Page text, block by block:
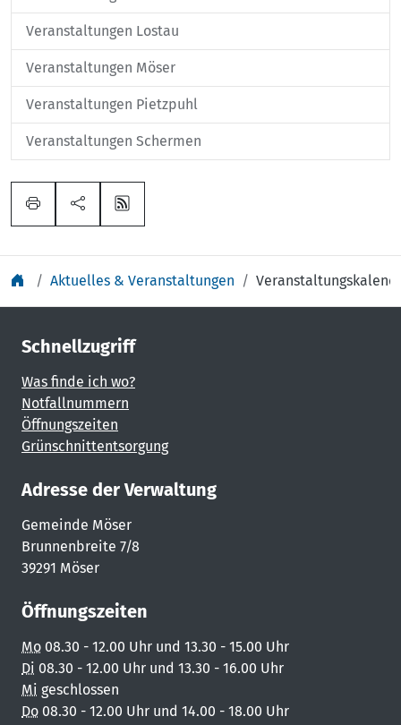
Veranstaltungen Lostau
Veranstaltungen Möser
Veranstaltungen Pietzpuhl
Veranstaltungen Schermen
Aktuelles & Veranstaltungen
Schnellzugriff
Was finde ich wo?
Notfallnummern
Öffnungszeiten
Grünschnittentsorgung
Adresse der Verwaltung
Gemeinde Möser
Brunnenbreite 7/8
39291 Möser
Öffnungszeiten
Mo 08.30 - 12.00 Uhr und 13.30 - 15.00 Uhr
Di 08.30 - 12.00 Uhr und 13.30 - 16.00 Uhr
Mi geschlossen
Do 08.30 - 12.00 Uhr und 14.00 - 18.00 Uhr